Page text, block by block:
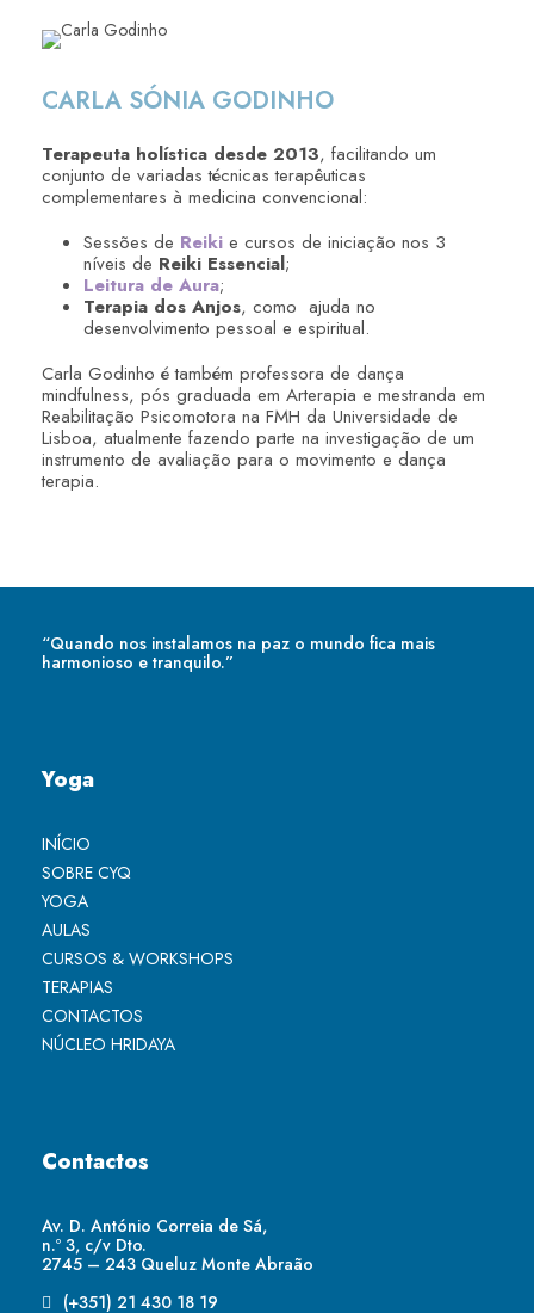
CARLA SÓNIA GODINHO
Terapeuta holística desde 2013, facilitando um
conjunto de variadas técnicas terapêuticas
complementares à medicina convencional:
Sessões de Reiki e cursos de iniciação nos 3
níveis de Reiki Essencial;
Leitura de Aura;
Terapia dos Anjos, como ajuda no
desenvolvimento pessoal e espiritual.
Carla Godinho é também professora de dança
mindfulness, pós graduada em Arterapia e mestranda em
Reabilitação Psicomotora na FMH da Universidade de
Lisboa, atualmente fazendo parte na investigação de um
instrumento de avaliação para o movimento e dança
terapia.
“Quando nos instalamos na paz o mundo fica mais
harmonioso e tranquilo.”
Yoga
INÍCIO
SOBRE CYQ
YOGA
AULAS
CURSOS & WORKSHOPS
TERAPIAS
CONTACTOS
NÚCLEO HRIDAYA
Contactos
Av. D. António Correia de Sá,
n.º 3, c/v Dto.
2745 – 243 Queluz Monte Abraão
(+351) 21 430 18 19